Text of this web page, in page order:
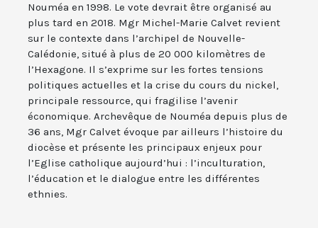
Nouméa en 1998. Le vote devrait être organisé au
plus tard en 2018. Mgr Michel-Marie Calvet revient
sur le contexte dans l’archipel de Nouvelle-
Calédonie, situé à plus de 20 000 kilomètres de
l’Hexagone. Il s’exprime sur les fortes tensions
politiques actuelles et la crise du cours du nickel,
principale ressource, qui fragilise l’avenir
économique. Archevêque de Nouméa depuis plus de
36 ans, Mgr Calvet évoque par ailleurs l’histoire du
diocèse et présente les principaux enjeux pour
l’Eglise catholique aujourd’hui : l’inculturation,
l’éducation et le dialogue entre les différentes
ethnies.